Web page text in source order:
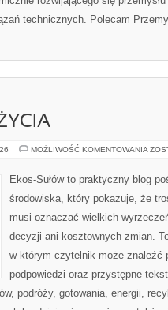
technicznych. Polecam
MOŻLIWOŚĆ KOMENTOWANIA
Ekos-Sułów to praktyczny blog
środowiska, który pokazuje, że
musi oznaczać wielkich
decyzji ani kosztownych zmian.
w którym czytelnik może znaleźć
podpowiedzi oraz przystępne
podróży, gotowania, energii,